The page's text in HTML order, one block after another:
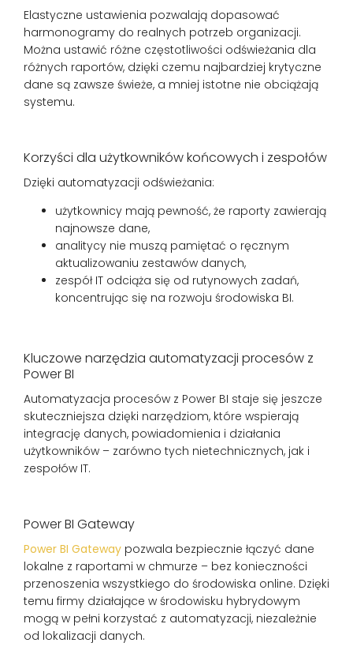
Elastyczne ustawienia pozwalają dopasować
harmonogramy do realnych potrzeb organizacji.
Można ustawić różne częstotliwości odświeżania dla
różnych raportów, dzięki czemu najbardziej krytyczne
dane są zawsze świeże, a mniej istotne nie obciążają
systemu.
Korzyści dla użytkowników końcowych i zespołów
Dzięki automatyzacji odświeżania:
użytkownicy mają pewność, że raporty zawierają
najnowsze dane,
analitycy nie muszą pamiętać o ręcznym
aktualizowaniu zestawów danych,
zespół IT odciąża się od rutynowych zadań,
koncentrując się na rozwoju środowiska BI.
Kluczowe narzędzia automatyzacji procesów z
Power BI
Automatyzacja procesów z Power BI staje się jeszcze
skuteczniejsza dzięki narzędziom, które wspierają
integrację danych, powiadomienia i działania
użytkowników – zarówno tych nietechnicznych, jak i
zespołów IT.
Power BI Gateway
Power BI Gateway pozwala bezpiecznie łączyć dane
lokalne z raportami w chmurze – bez konieczności
przenoszenia wszystkiego do środowiska online. Dzięki
temu firmy działające w środowisku hybrydowym
mogą w pełni korzystać z automatyzacji, niezależnie
od lokalizacji danych.